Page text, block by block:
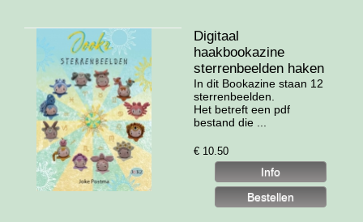
Digitaal
haakbookazine
sterrenbeelden haken
In dit Bookazine staan 12
sterrenbeelden.
Het betreft een pdf
bestand die ...
€ 10.50